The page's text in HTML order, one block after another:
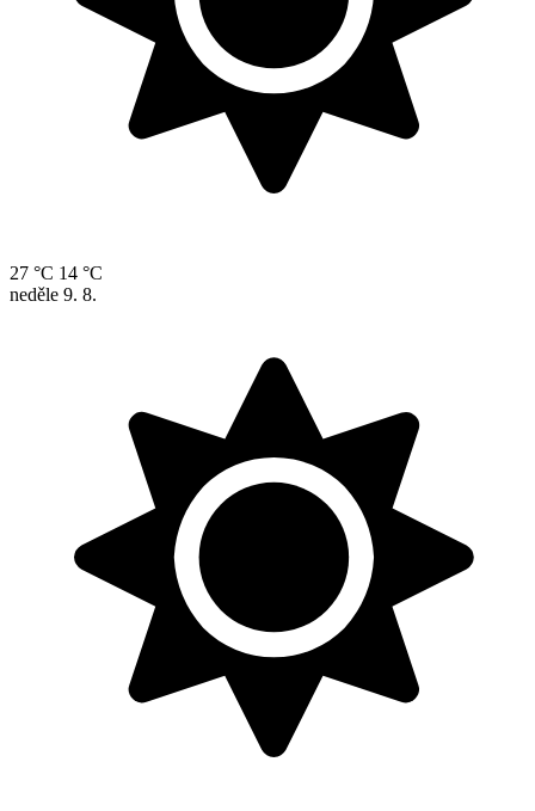
27 °C 14 °C
neděle 9. 8.